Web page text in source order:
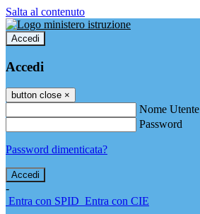
Salta al contenuto
Accedi
Accedi
button close ×
Nome Utente
Password
Password dimenticata?
-
Entra con SPID Entra con CIE